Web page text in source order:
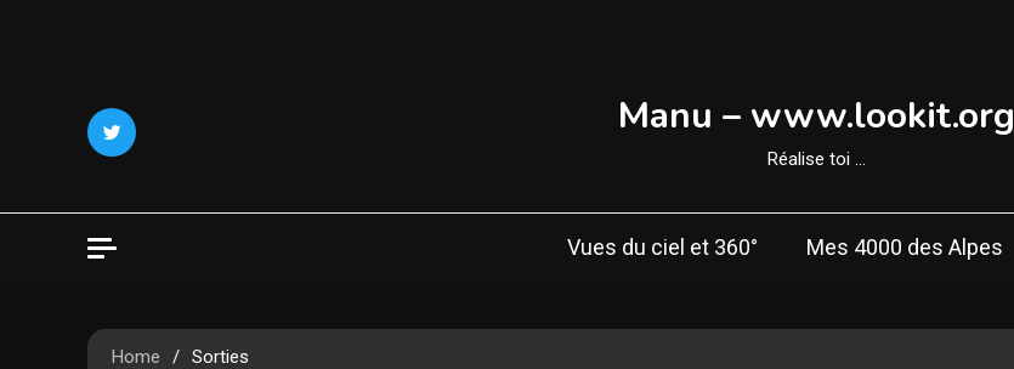
Manu – www.lookit.org
Réalise toi …
Vues du ciel et 360° Mes 4000 des Alpes
Home Sorties